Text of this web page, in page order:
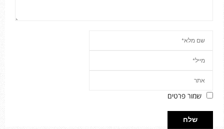
שמור פרטים